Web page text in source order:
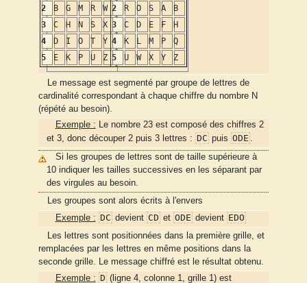
2 B G M R
W
3
C H N S
X
4
D I O T
Y
5
E K P U Z
2 R O S A
B
3
C D E F
H
4
K L M P
Q
5
U W X Y Z
Le message est segmenté par groupe de lettres de
cardinalité correspondant à chaque chiffre du nombre N
(répété au besoin).
Exemple : Le nombre 23 est composé des chiffres 2
et 3, donc découper 2 puis 3 lettres : DC puis ODE .
Si les groupes de lettres sont de taille supérieure à
10 indiquer les tailles successives en les séparant par
des virgules au besoin.
Les groupes sont alors écrits à l'envers
Exemple : DCdevient CDet ODEdevient EDO
Les lettres sont positionnées dans la première grille, et
remplacées par les lettres en même positions dans la
seconde grille. Le message chiffré est le résultat obtenu.
Exemple : D(ligne 4, colonne 1, grille 1) est